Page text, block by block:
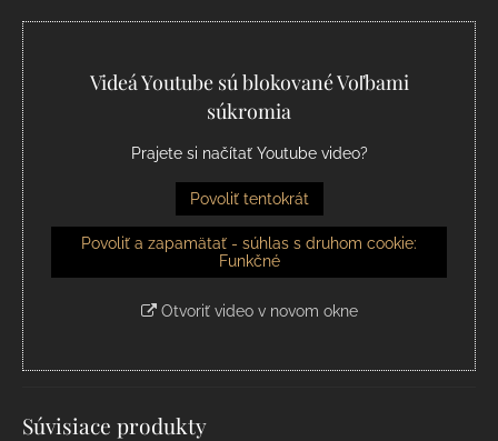
Videá Youtube sú blokované Voľbami
súkromia
Prajete si načítať Youtube video?
Povoliť tentokrát
Povoliť a zapamätať - súhlas s druhom cookie:
Funkčné
Otvoriť video v novom okne
Súvisiace produkty